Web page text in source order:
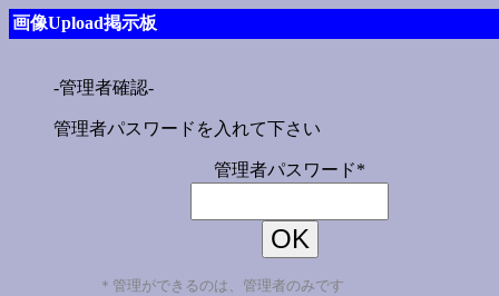
画像Upload掲示板
-管理者確認-
管理者パスワードを入れて下さい
管理者パスワード*
＊管理ができるのは、管理者のみです